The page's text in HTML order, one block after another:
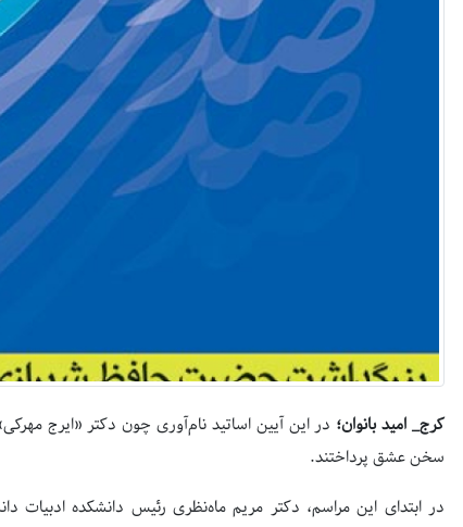
کرج_ امید بانوان؛ در این آیین اساتید نام‌آوری چون دکتر «ایرج
سخن عشق پرداختند.
در ابتدای این مراسم، دکتر مریم ماه‌نظری رئیس دانشکده